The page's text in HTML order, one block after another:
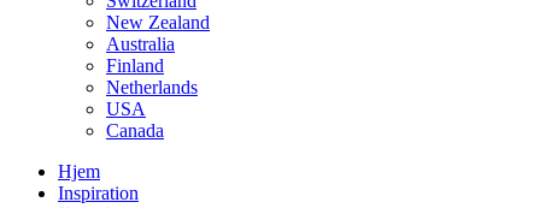
New Zealand
Australia
Finland
Netherlands
USA
Canada
Hjem
Inspiration